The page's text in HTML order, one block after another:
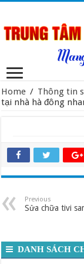
Home / Thông tin
tại nhà hà đông
Previous
Sửa chữa tivi
DANH SÁCH